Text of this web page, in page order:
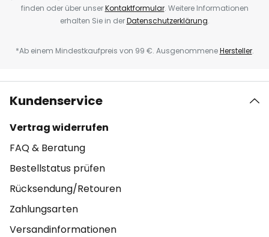
finden oder über unserKontaktformular. Weitere Informationen
erhalten Sie in derDatenschutzerklärung.
*Ab einem Mindestkaufpreis von 99 €. AusgenommeneHersteller.
Kundenservice
Vertrag widerrufen
FAQ & Beratung
Bestellstatus prüfen
Rücksendung/Retouren
Zahlungsarten
Versandinformationen